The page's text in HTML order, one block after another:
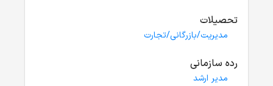
تحصیلات
مدیریت/بازرگانی/تجارت
رده سازمانی
مدیر ارشد